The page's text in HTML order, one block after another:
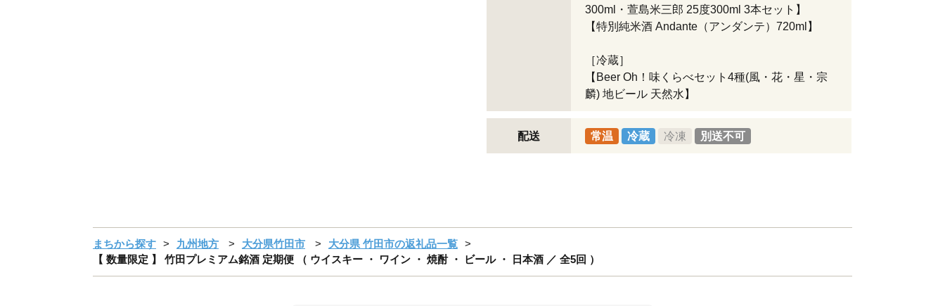
300ml・萱島米三郎 25度300ml 3本セット】
【特別純米酒 Andante（アンダンテ）720ml】
［冷蔵］
【Beer Oh！味くらべセット4種(風・花・星・宗
麟) 地ビール 天然水】
配送 常温 冷蔵 冷凍 別送不可
まちから探す 九州地方 大分県竹田市
大分県 竹田市の返礼品一覧
【 数量限定 】 竹田プレミアム銘酒 定期便 （ ウイスキー ・ ワイン ・ 焼酎 ・ ビール ・ 日本酒 ／ 全5回 ）